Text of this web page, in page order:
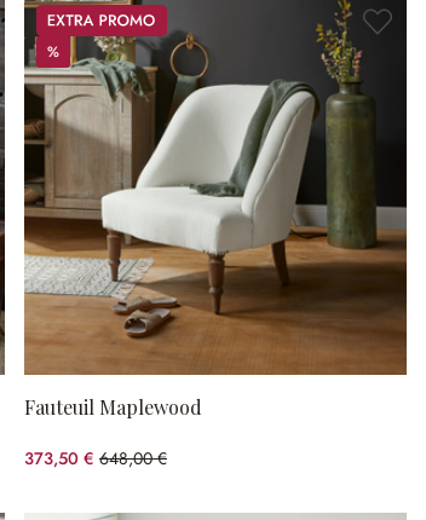
Promos
%
%
Fauteuil Maplewood
373,50 € 648,00 €
(42.36%spared)